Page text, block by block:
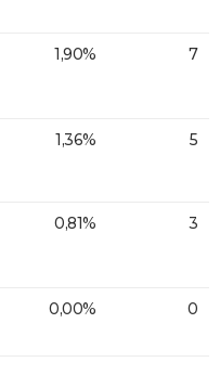
1,90% 7
1,36% 5
0,81% 3
0,00% 0